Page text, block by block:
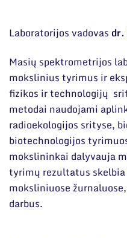
Duomenų
Nuorodos
Narystė
Mokslo
Tarptautinė
Leidiniai
Bendri
Darbuotojų
Laboratorijos vadovas dr.
Masių spektrometrijos
mokslinius tyrimus ir
fizikos ir technologijų
metodai naudojami
radioekologijos srityse,
biotechnologijos
mokslininkai dalyvauja
tyrimų rezultatus
moksliniuose
darbus.